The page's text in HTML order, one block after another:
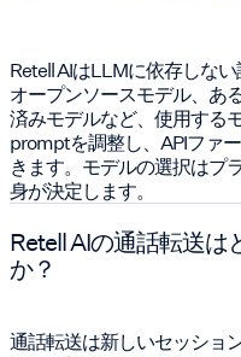
Retell AIはLLMに依存しな
オープンソースモデル、あ
済みモデルなど、使用する
promptを調整し、APIファ
きます。モデルの選択はプ
身が決定します。
Retell AIの通話転送
か？
通話転送は新しいセッショ